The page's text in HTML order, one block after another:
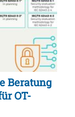
Beratung
OT-